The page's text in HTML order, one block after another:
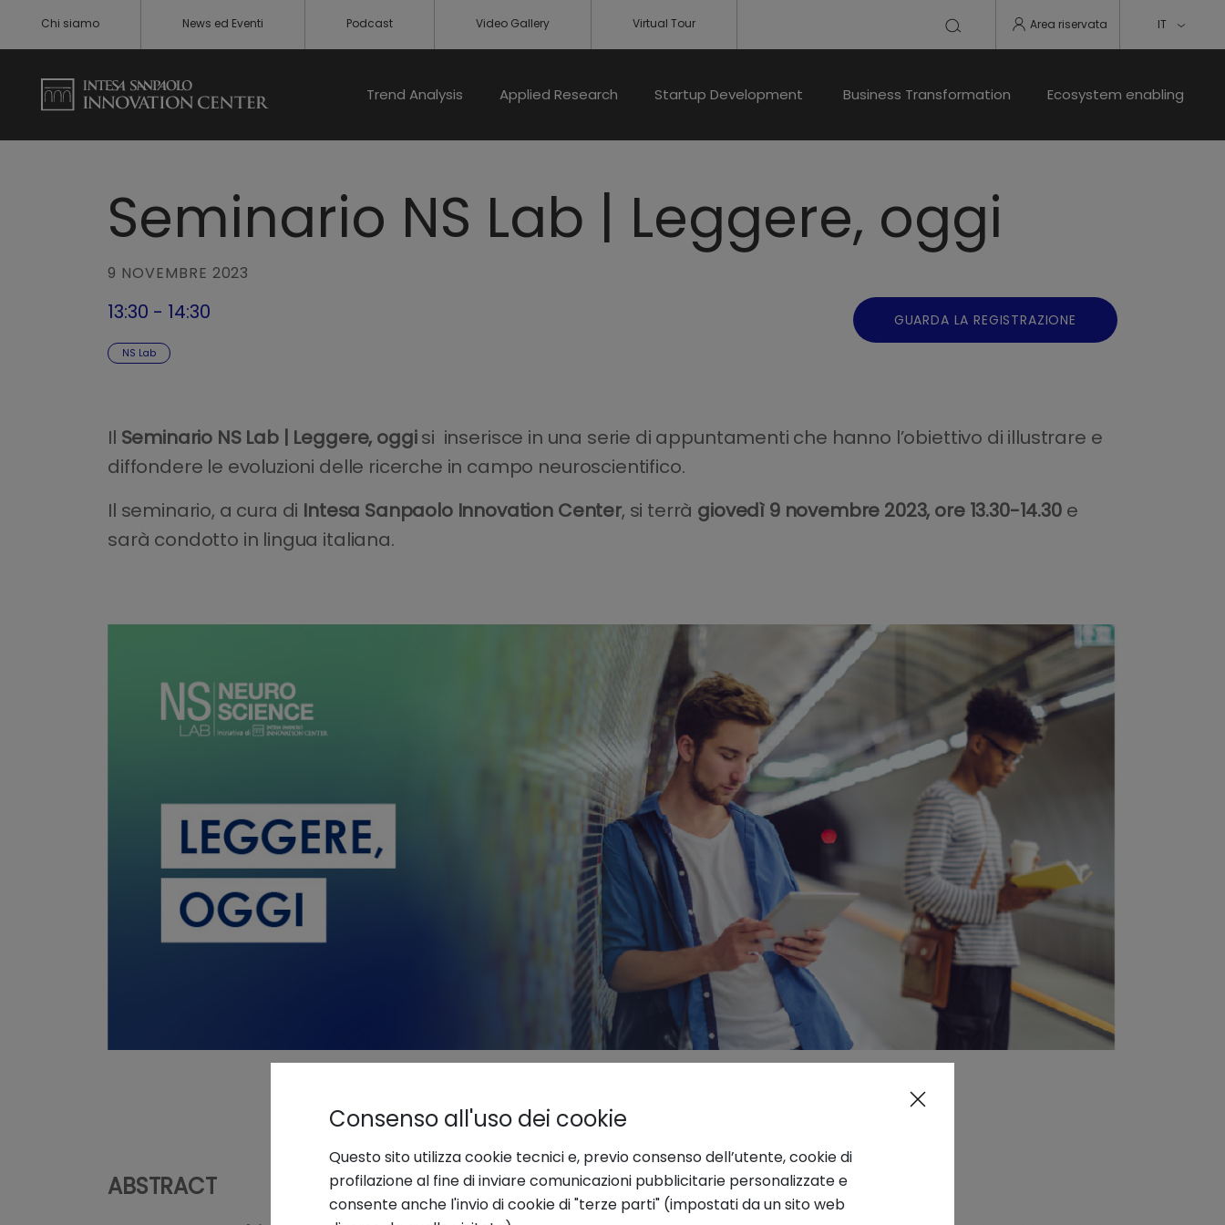
Chi siamo News ed Eventi Podcast Video Gallery Virtual Tour Area riservata IT
Trend Analysis Applied Research Startup Development Business Transformation Ecosystem enabling
Seminario NS Lab | Leggere, oggi
9 NOVEMBRE 2023
13:30 - 14:30 GUARDA LA REGISTRAZIONE
NS Lab
Il Seminario NS Lab | Leggere, oggisi inserisce in una serie di appuntamenti che hanno l’obiettivo di illustrare e
diffondere le evoluzioni delle ricerche in campo neuroscientifico.
Il seminario, a cura di Intesa Sanpaolo Innovation Center, si terrà giovedì 9 novembre 2023, ore 13.30-14.30e
sarà condotto in lingua italiana.
GUARDA LA REGISTRAZIONE
ABSTRACT
Consenso all'uso dei cookie
Questo sito utilizza cookie tecnici e, previo consenso dell’utente, cookie di
profilazione al fine di inviare comunicazioni pubblicitarie personalizzate e
consente anche l'invio di cookie di "terze parti" (impostati da un sito web